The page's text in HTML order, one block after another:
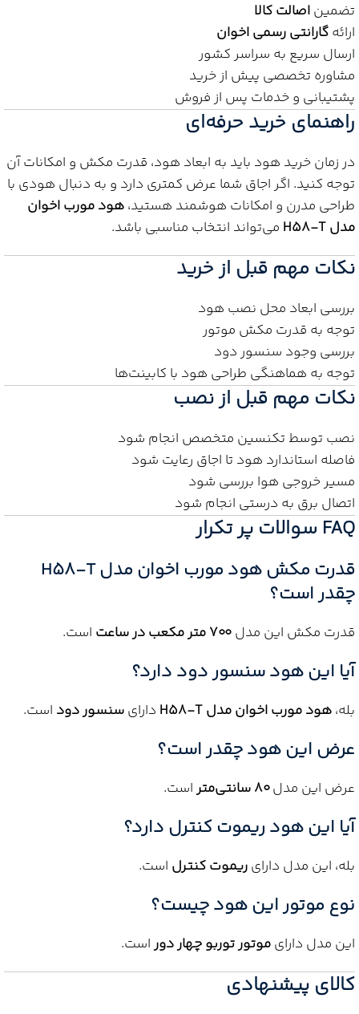
تضمیناصالت کالا
ارائهگارانتی رسمی اخوان
ارسال سریع به سراسر کشور
مشاوره تخصصی پیش از خرید
پشتیبانی و خدمات پس از فروش
راهنمای خرید حرفه‌ای
در زمان خرید هود باید به ابعاد هود، قدرت مکش و امکانات آن
توجه کنید. اگر اجاق شما عرض کمتری دارد و به دنبال هودی با
طراحی مدرن و امکانات هوشمند هستید،هود مورب اخوان
مدل H58-T
می‌تواند انتخاب مناسبی باشد.
نکات مهم قبل از خرید
بررسی ابعاد محل نصب هود
توجه به قدرت مکش موتور
بررسی وجود سنسور دود
توجه به هماهنگی طراحی هود با کابینت‌ها
نکات مهم قبل از نصب
نصب توسط تکنسین متخصص انجام شود
فاصله استاندارد هود تا اجاق رعایت شود
مسیر خروجی هوا بررسی شود
اتصال برق به درستی انجام شود
FAQ سوالات پر تکرار
قدرت مکش هود مورب اخوان مدل H58-T
چقدر است؟
قدرت مکش این مدل۷۰۰ متر مکعب در ساعت است.
آیا این هود سنسور دود دارد؟
بله،هود مورب اخوان مدل H58-T دارایسنسور دود است.
عرض این هود چقدر است؟
عرض این مدل۸۰ سانتی‌متر است.
آیا این هود ریموت کنترل دارد؟
بله، این مدل دارایریموت کنترل است.
نوع موتور این هود چیست؟
این مدل دارایموتور توربو چهار دوراست.
کالای پیشنهادی